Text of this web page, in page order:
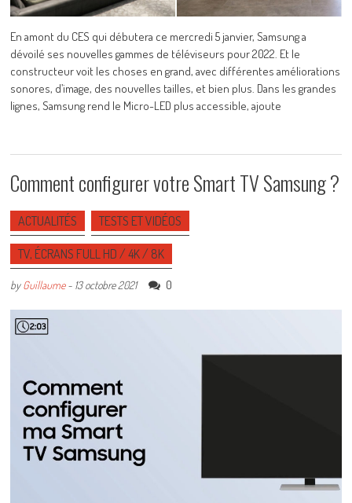
En amont du CES qui débutera ce mercredi 5 janvier, Samsung a
dévoilé ses nouvelles gammes de téléviseurs pour 2022. Et le
constructeur voit les choses en grand, avec différentes améliorations
sonores, d’image, des nouvelles tailles, et bien plus. Dans les grandes
lignes, Samsung rend le Micro-LED plus accessible, ajoute
Comment configurer votre Smart TV Samsung ?
ACTUALITÉS TESTS ET VIDÉOS
TV, ÉCRANS FULL HD / 4K / 8K
byGuillaume- 13 octobre 2021 0